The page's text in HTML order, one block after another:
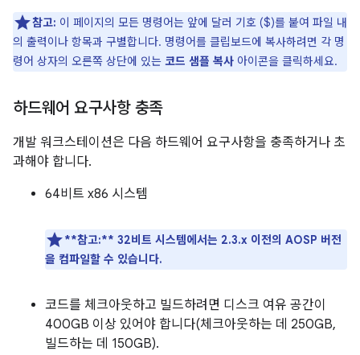
참고: 이 페이지의 모든 명령어는 앞에 달러 기호 ($)를 붙여 파일 내
의 출력이나 항목과 구별합니다. 명령어를 클립보드에 복사하려면 각 명
령어 상자의 오른쪽 상단에 있는 코드 샘플 복사 아이콘을 클릭하세요.
하드웨어 요구사항 충족
개발 워크스테이션은 다음 하드웨어 요구사항을 충족하거나 초
과해야 합니다.
64비트 x86 시스템
**참고:** 32비트 시스템에서는 2.3.x 이전의 AOSP 버전
을 컴파일할 수 있습니다.
코드를 체크아웃하고 빌드하려면 디스크 여유 공간이
400GB 이상 있어야 합니다(체크아웃하는 데 250GB,
빌드하는 데 150GB).